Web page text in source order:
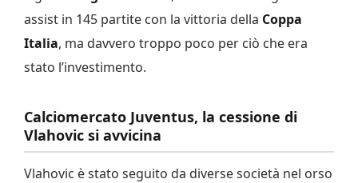
assist in 145 partite con la vittoria della Coppa
Italia, ma davvero troppo poco per ciò che era
stato l’investimento.
Calciomercato Juventus, la cessione di
Vlahovic si avvicina
Vlahovic è stato seguito da diverse società nel orso